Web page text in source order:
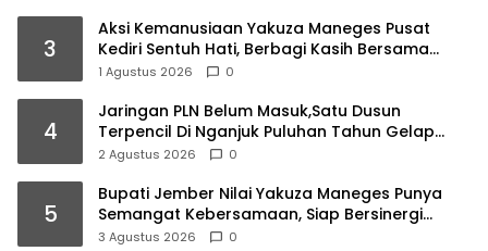
3
Aksi Kemanusiaan Yakuza Maneges Pusat
Kediri Sentuh Hati, Berbagi Kasih Bersama
Lansia di Panti Jompo Akar Kasih Pare
1 Agustus 2026 0
4
Jaringan PLN Belum Masuk,Satu Dusun
Terpencil Di Nganjuk Puluhan Tahun Gelap
Gulita
2 Agustus 2026 0
5
Bupati Jember Nilai Yakuza Maneges Punya
Semangat Kebersamaan, Siap Bersinergi
Bangun Daerah
3 Agustus 2026 0